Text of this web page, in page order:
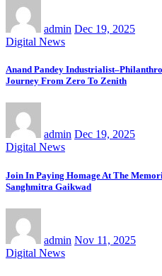
admin Dec 19, 2025
Digital News
Anand Pandey
Journey From Zero To Zenith
admin Dec 19, 2025
Digital News
Join In Paying Homage At The
Sanghmitra Gaikwad
admin Nov 11, 2025
Digital News